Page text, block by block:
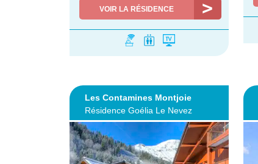
VOIR LA RÉSIDENCE
Les Contamines Montjoie
Résidence Goélia Le Nevez